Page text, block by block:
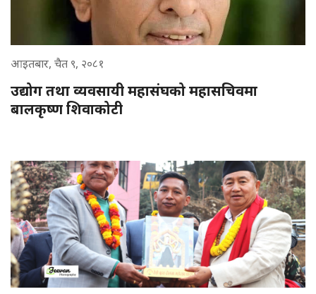
आइतबार, चैत ९, २०८१
उद्योग तथा व्यवसायी महासंघको महासचिवमा
बालकृष्ण शिवाकोटी